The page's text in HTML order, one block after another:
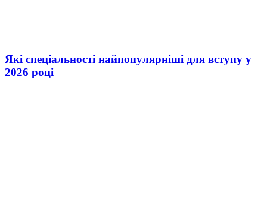
Які спеціальності найпопулярніші для вступу у
2026 році